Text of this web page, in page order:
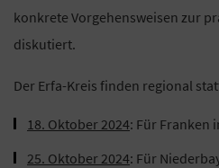
konkrete Vorgehensweisen zur
diskutiert.
Der Erfa-Kreis finden regional
18. Oktober 2024: Für Franken
25. Oktober 2024: Für